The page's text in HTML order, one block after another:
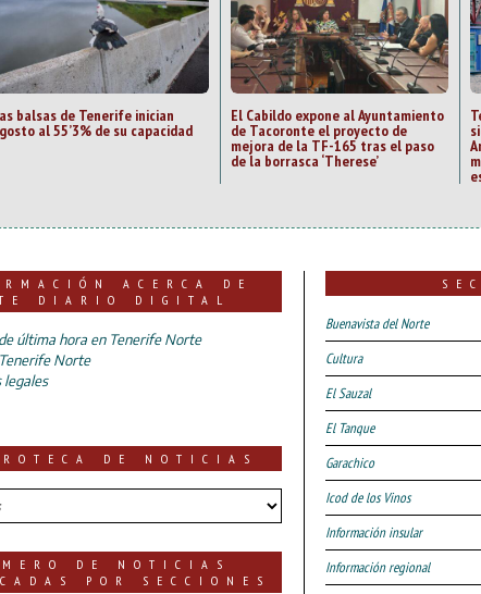
balsas de Tenerife inician
al 55’3% de su capacidad
El Cabildo expone al Ayuntamiento
de Tacoronte el proyecto de
mejora de la TF-165 tras el paso
de la borrasca ‘Therese’
ACERCA DE
DIARIO DIGITAL
última hora en Tenerife Norte
Norte
legales
DE NOTICIAS
DE NOTICIAS
POR SECCIONES
Buenavista del Norte
Cultura
El Sauzal
El Tanque
Garachico
Icod de los Vinos
Información insular
Información regional